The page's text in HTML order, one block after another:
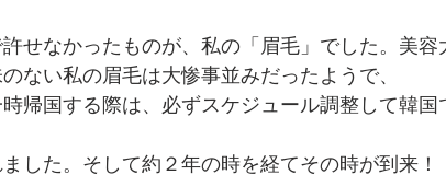
せなかったものが、私の「眉毛」でした。美容
ない私の眉毛は大惨事並みだったようで、
時帰国する際は、必ずスケジュール調整して韓国
した。そして約２年の時を経てその時が到来！